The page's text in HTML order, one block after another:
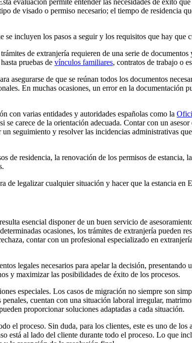
evaluación permite entender las necesidades de éxito
de visado o permiso necesario; el tiempo de residencia
incluyen los pasos a seguir y los requisitos que hay que
de extranjería requieren de una serie de
pruebas de vínculos familiares, contratos de trabajo o
asegurarse de que se reúnan todos los documentos
En muchas ocasiones, un error en la documentación
con varias entidades y autoridades españolas como la
carece de la orientación adecuada. Contar con un
seguimiento y resolver las incidencias administrativas
de residencia, la renovación de los permisos de estancia,
legalizar cualquier situación y hacer que la estancia en
esencial disponer de un buen servicio de
ocasiones, los trámites de extranjería pueden
contar con un profesional especializado en
legales necesarios para apelar la decisión,
y maximizar las posibilidades de éxito de los procesos.
especiales. Los casos de migración no siempre son
cuentan con una situación laboral irregular,
proporcionar soluciones adaptadas a cada situación.
el proceso. Sin duda, para los clientes, este es uno de
está al lado del cliente durante todo el proceso. Lo que